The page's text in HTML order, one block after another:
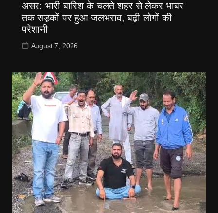
असर: भारी बारिश के चलते शहर से लेकर भाबर
तक सड़कों पर हुआ जलभराव, बढ़ी लोगों की
परेशानी
August 7, 2026